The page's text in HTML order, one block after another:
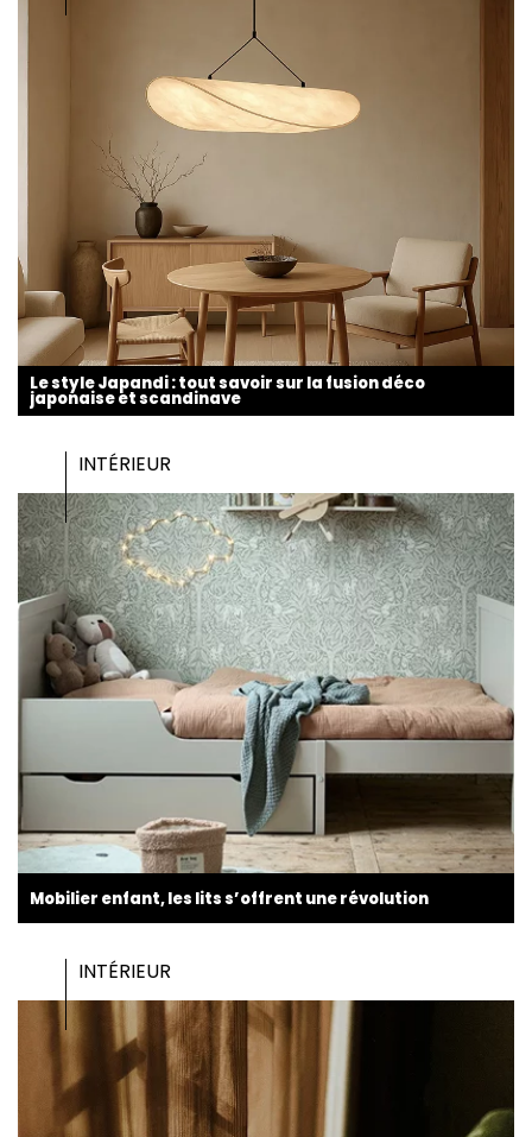
Le style Japandi : tout savoir sur la fusion déco
japonaise et scandinave
INTÉRIEUR
Mobilier enfant, les lits s’offrent une révolution
INTÉRIEUR